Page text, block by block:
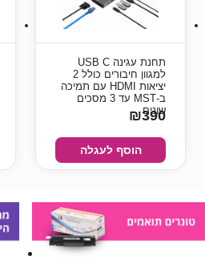
תחנת עגינה USB C
למגוון חיבורים כולל 2
יציאות HDMI עם תמיכה
ב-MST עד 3 מסכים
שונים
₪390
הוסף לעגלה